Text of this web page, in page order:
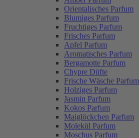
Orientalisches Parfum
Blumiges Parfum
Fruchtiges Parfum
Frisches Parfum
Apfel Parfum
Aromatisches Parfum
Bergamotte Parfum
Chypre Düfte
Frische Wäsche Parfum
Holziges Parfum
Jasmin Parfum
Kokos Parfum
Maiglöckchen Parfum
Molekül Parfum
Moschus Parfum